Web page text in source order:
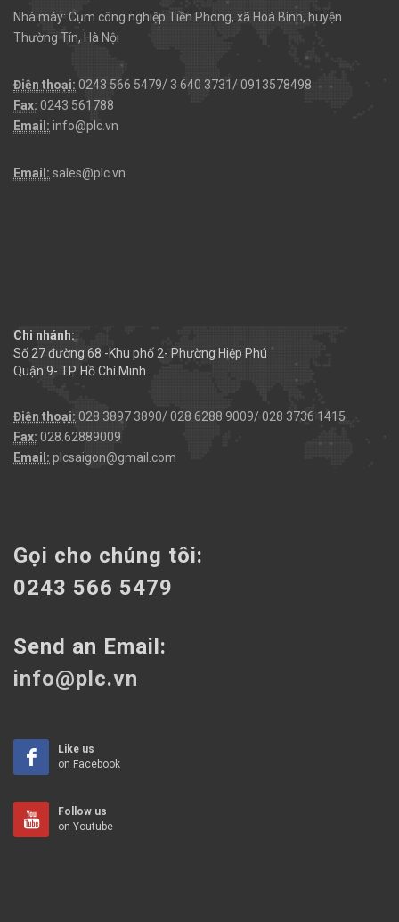
Nhà máy: Cụm công nghiệp Tiền Phong, xã Hoà Bình, huyện
Thường Tín, Hà Nội
Điện thoại: 0243 566 5479/ 3 640 3731/ 0913578498
Fax: 0243 561788
Email: info@plc.vn
Email: sales@plc.vn
Chi nhánh:
Số 27 đường 68 -Khu phố 2- Phường Hiệp Phú
Quận 9- TP. Hồ Chí Minh
Điện thoại: 028 3897 3890/ 028 6288 9009/ 028 3736 1415
Fax: 028.62889009
Email: plcsaigon@gmail.com
Gọi cho chúng tôi:
0243 566 5479
Send an Email:
info@plc.vn
Like us
on Facebook
Follow us
on Youtube